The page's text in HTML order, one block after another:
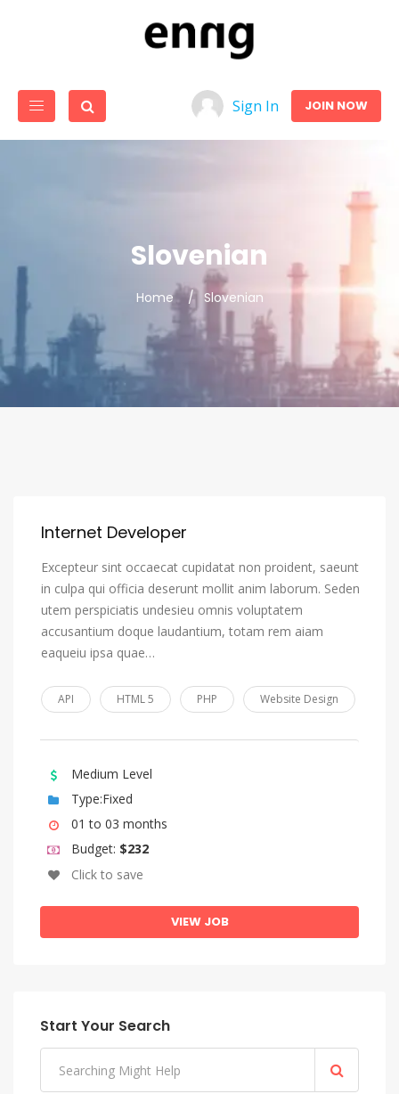
Sign In JOIN NOW
Slovenian
Home Slovenian
Internet Developer
Excepteur sint occaecat cupidatat non proident, saeunt
in culpa qui officia deserunt mollit anim laborum. Seden
utem perspiciatis undesieu omnis voluptatem
accusantium doque laudantium, totam rem aiam
eaqueiu ipsa quae…
API HTML 5 PHP Website Design
Medium Level
Type:Fixed
01 to 03 months
Budget: $232
Click to save
VIEW JOB
Start Your Search